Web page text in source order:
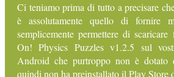
Ci teniamo prima di tutto a precisare
è assolutamente quello di fornire
semplicemente permettere di
On! Physics Puzzles v1.2.5 sul
Android che purtroppo non è dotato
quindi non ha preinstallato il Play Store